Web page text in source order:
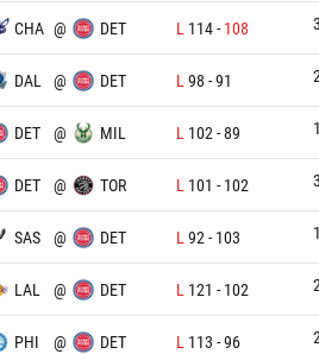
CHA @ DET L 114- 108
DAL @ DET L 98 -91
DET @ MIL L 102 -89
DET @ TOR L 101 - 102
SAS @ DET L 92 - 103
LAL @ DET L 121 - 102
PHI @ DET L 113 -96